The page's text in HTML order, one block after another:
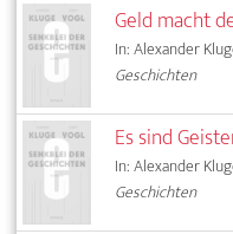
Geld macht
In: Alexander
Geschichten
Es sind
In: Alexander
Geschichten